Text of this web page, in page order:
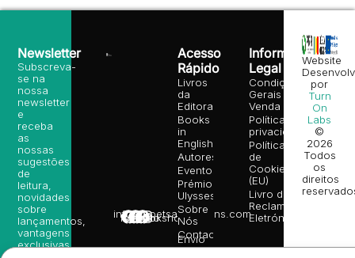
info@poetsandragons.com
Infantil
Adulto
Bookshop
Acesso
Rápido
Livros
da
Editora
Books
in
English
Autores
Eventos
Prémio
Ulysses
Sobre
Nós
Contactos
Envio
de
Informação
Legal
Condições
Gerais de
Venda
Política de
privacidade
Política
de
Cookies
(EU)
Livro de
Reclamações
Eletrónico
Newsletter
Subscreva-
se na
nossa
newsletter
e
receba
as
nossas
sugestões
de
leitura,
novidades
sobre
lançamentos,
vantagens
exclusivas
Website
por
Turn
On
Labs
©
2026
Todos
os
direitos